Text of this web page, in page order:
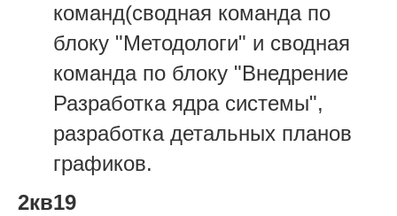
команд(сводная команда по
блоку "Методологи" и сводная
команда по блоку "Внедрение
Разработка ядра системы",
разработка детальных планов
графиков.
2кв19